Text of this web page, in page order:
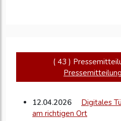
( 43 )
12.04.2026
Digitales
am richtigen Ort